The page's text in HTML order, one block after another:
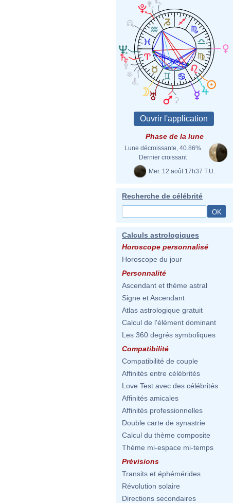
Phase de la lune
Lune décroissante, 40.86%
Dernier croissant
Mer. 12 août 17h37 T.U.
Recherche de célébrité
Calculs astrologiques
Horoscope personnalisé
Horoscope du jour
Personnalité
Ascendant et thème astral
Signe et Ascendant
Atlas astrologique gratuit
Calcul de l'élément dominant
Les 360 degrés symboliques
Compatibilité
Compatibilité de couple
Affinités entre célébrités
Love Test avec des célébrités
Affinités amicales
Affinités professionnelles
Double carte de synastrie
Calcul du thème composite
Thème mi-espace mi-temps
Prévisions
Transits et éphémérides
Révolution solaire
Directions secondaires